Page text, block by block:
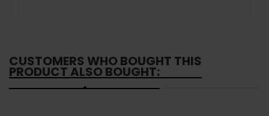
CUSTOMERS WHO BOUGHT THIS
PRODUCT ALSO BOUGHT: